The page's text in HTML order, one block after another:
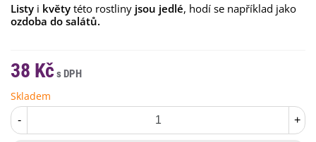
Listy i květy této rostliny jsou jedlé, hodí se například jako
ozdoba do salátů.
38 Kč
Skladem
- +